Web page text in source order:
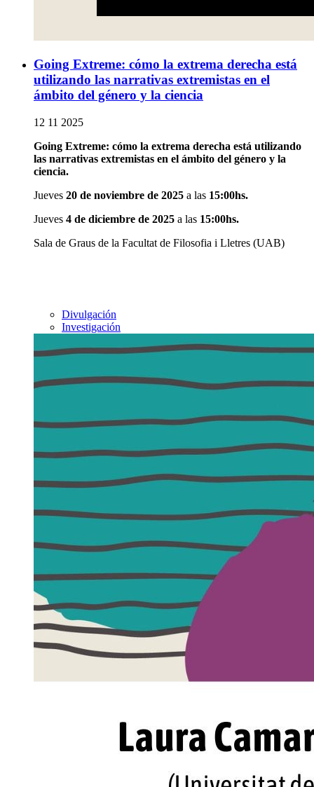
Going Extreme: cómo la extrema derecha está
utilizando las narrativas extremistas en el
ámbito del género y la ciencia
12 11 2025
Going Extreme: cómo la extrema derecha está utilizando
las narrativas extremistas en el ámbito del género y la
ciencia.
Jueves 20 de noviembre de 2025 a las 15:00hs.
Jueves 4 de diciembre de 2025 a las 15:00hs.
Sala de Graus de la Facultat de Filosofia i Lletres (UAB)
Divulgación
Investigación